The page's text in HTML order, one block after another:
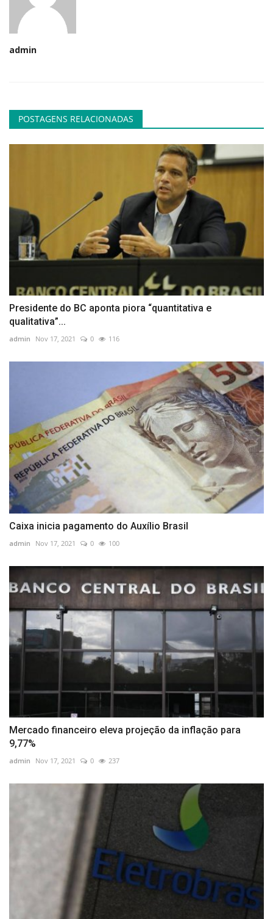
admin
POSTAGENS RELACIONADAS
Presidente do BC aponta piora “quantitativa e
qualitativa”...
admin Nov 17, 2021 0 116
Caixa inicia pagamento do Auxílio Brasil
admin Nov 17, 2021 0 100
Mercado financeiro eleva projeção da inflação para
9,77%
admin Nov 17, 2021 0 237